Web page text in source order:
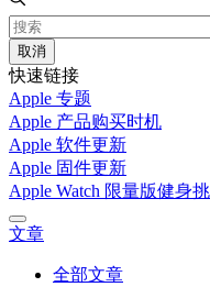
取消
快速链接
Apple 专题
Apple 产品购买时机
Apple 软件更新
Apple 固件更新
Apple Watch 限量版健身
文章
全部文章